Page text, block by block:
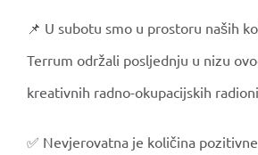
📌 U subotu smo u prostoru naših
Terrum održali posljednju u nizu
kreativnih radno-okupacijskih
✅ Nevjerovatna je količina